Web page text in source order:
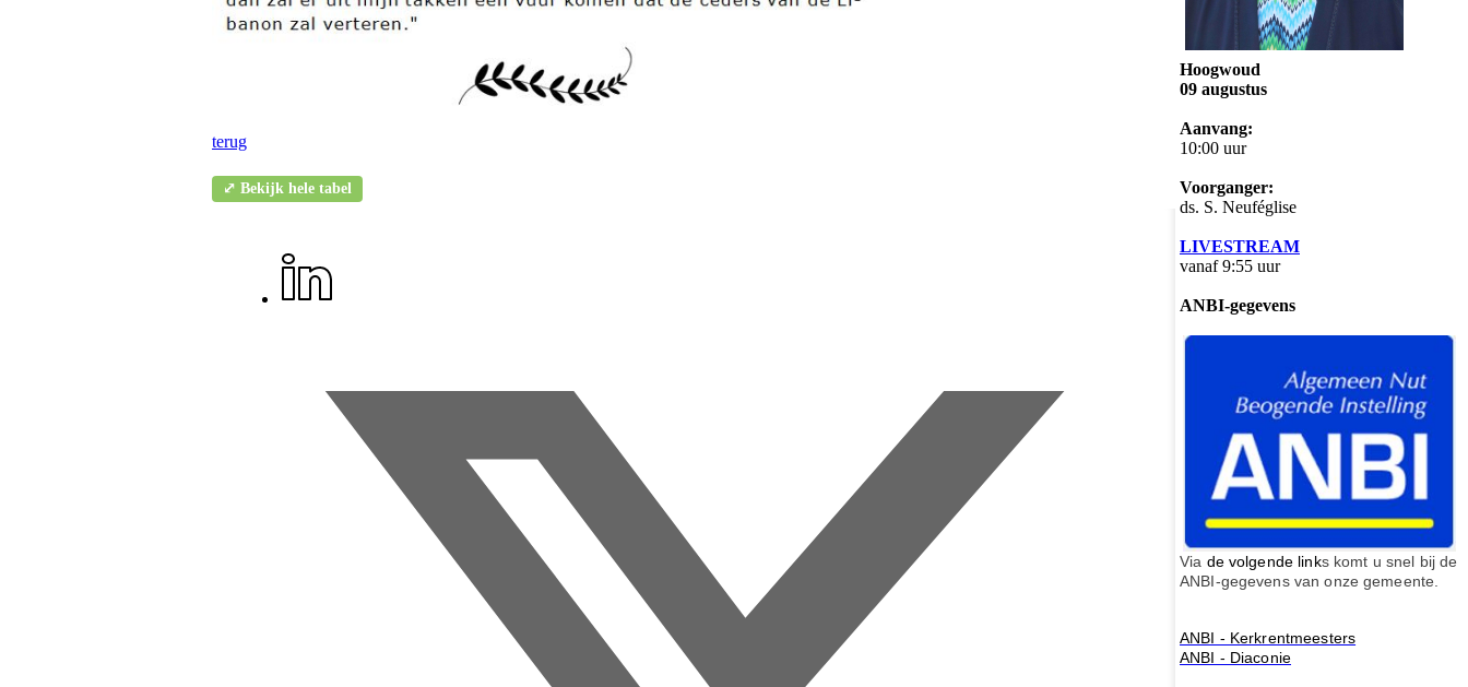
terug
⤢ Bekijk hele tabel
Hoogwoud
09 augustus
Aanvang:
10:00 uur
Voorganger:
ds. S. Neuféglise
LIVESTREAM
vanaf 9:55 uur
ANBI-gegevens
Via de volgende links komt u snel bij de
ANBI-gegevens van onze gemeente.
ANBI - Kerkrentmeesters
ANBI - Diaconie